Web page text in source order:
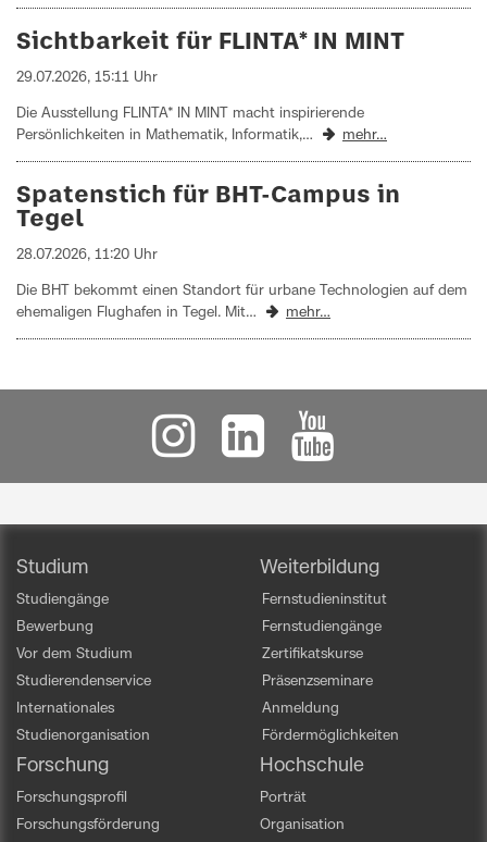
Sichtbarkeit für FLINTA* IN MINT
29.07.2026, 15:11 Uhr
Die Ausstellung FLINTA* IN MINT macht inspirierende
Persönlichkeiten in Mathematik, Informatik,…
mehr…
Spatenstich für BHT-Campus in
Tegel
28.07.2026, 11:20 Uhr
Die BHT bekommt einen Standort für urbane Technologien auf dem
ehemaligen Flughafen in Tegel. Mit…
mehr…
Studium
Studiengänge
Bewerbung
Vor dem Studium
Studierendenservice
Internationales
Studienorganisation
Weiterbildung
Fernstudieninstitut
Fernstudiengänge
Zertifikatskurse
Präsenzseminare
Anmeldung
Fördermöglichkeiten
Forschung
Forschungsprofil
Forschungsförderung
Hochschule
Porträt
Organisation